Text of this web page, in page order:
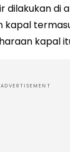
di
kapal
kapal
ADVERTISEMENT